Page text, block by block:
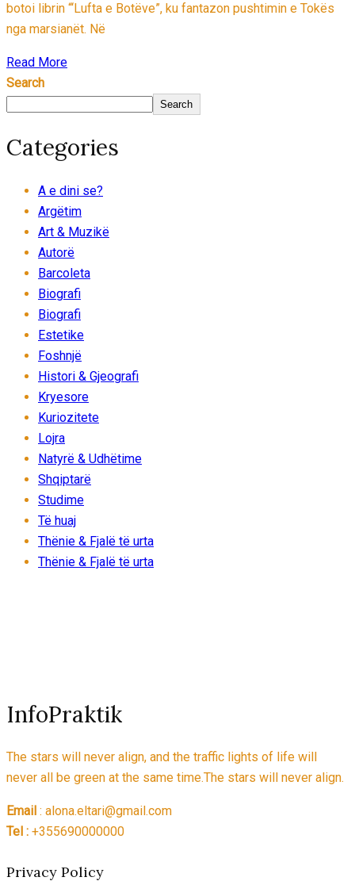
botoi librin “‘Lufta e Botëve”, ku fantazon pushtimin e Tokës
nga marsianët. Në
Read More
Search
Search
Categories
A e dini se?
Argëtim
Art & Muzikë
Autorë
Barcoleta
Biografi
Biografi
Estetike
Foshnjë
Histori & Gjeografi
Kryesore
Kuriozitete
Lojra
Natyrë & Udhëtime
Shqiptarë
Studime
Të huaj
Thënie & Fjalë të urta
Thënie & Fjalë të urta
InfoPraktik
The stars will never align, and the traffic lights of life will
never all be green at the same time.The stars will never align.
Email : alona.eltari@gmail.com
Tel : +355690000000
Privacy Policy